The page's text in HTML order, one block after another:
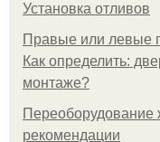
Установка отливов
Правые или левые
Как определить:
монтаже?
Переоборудование
рекомендации